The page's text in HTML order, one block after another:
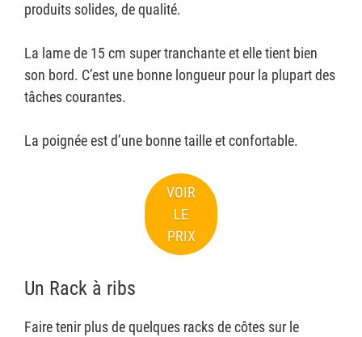
produits solides, de qualité.
La lame de 15 cm super tranchante et elle tient bien
son bord. C’est une bonne longueur pour la plupart des
tâches courantes.
La poignée est d’une bonne taille et confortable.
VOIR
LE
PRIX
Un Rack à ribs
Faire tenir plus de quelques racks de côtes sur le